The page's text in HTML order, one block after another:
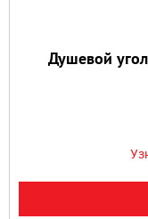
Душевой